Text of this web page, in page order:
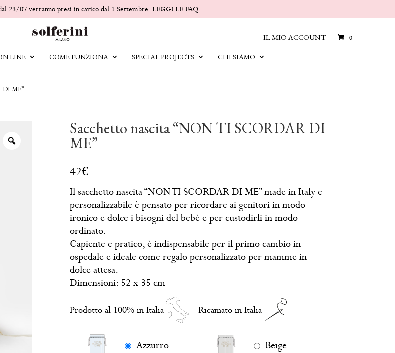
23/07 verranno presi in carico dal 1 Settembre. LEGGI LE FAQ
IL MIO ACCOUNT 0
LINE COME FUNZIONA SPECIAL PROJECTS CHI SIAMO
DI ME”
Sacchetto nascita “NON TI SCORDAR DI
ME”
42€‏
Il sacchetto nascita “NON TI SCORDAR DI ME” made in Italy e
personalizzabile è pensato per ricordare ai genitori in modo
ironico e dolce i bisogni del bebè e per custodirli in modo
ordinato.
Capiente e pratico, è indispensabile per il primo cambio in
ospedale e ideale come regalo personalizzato per mamme in
dolce attesa.
Dimensioni: 52 x 35 cm
Prodotto al 100% in Italia Ricamato in Italia
Azzurro Beige